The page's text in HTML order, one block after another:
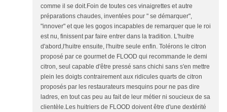
comme il se doit.Foin de toutes ces vinaigrettes et autre
préparations chaudes, inventées pour " se démarquer",
"innover" et que les gogos incapables de remarquer que le roi
est nu, finissent par faire entrer dans la tradition. L'huitre
d'abord,l'huitre ensuite, l'huitre seule enfin. Tolérons le citron
proposé par ce gourmet de FLOOD qui recommande le demi
citron, seul capable d'être pressé sans chichi sans s'en mettre
plein les doigts contrairement aux ridicules quarts de citron
proposés par les restaurateurs mesquins pour ne pas dire
ladres, en tout cas peu au fait de leur métier ni soucieux de sa
clientèle.Les huitriers de FLOOD doivent être d'une dextérité